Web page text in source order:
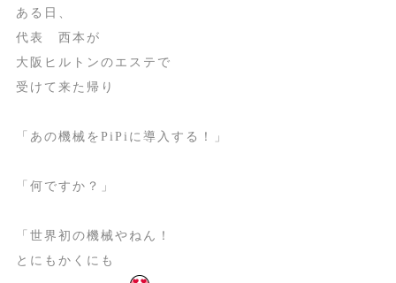
ある日、
代表 西本が
大阪ヒルトンのエステで
受けて来た帰り
「あの機械をPiPiに導入する！」
「何ですか？」
「世界初の機械やねん！
とにもかくにも